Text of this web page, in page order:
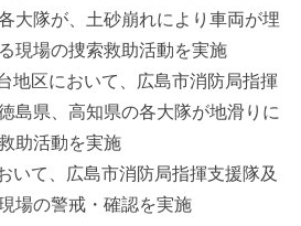
大隊が、土砂崩れにより車両が埋
現場の捜索救助活動を実施
地区において、広島市消防局指揮
島県、高知県の各大隊が地滑りに
助活動を実施
いて、広島市消防局指揮支援隊及
場の警戒・確認を実施